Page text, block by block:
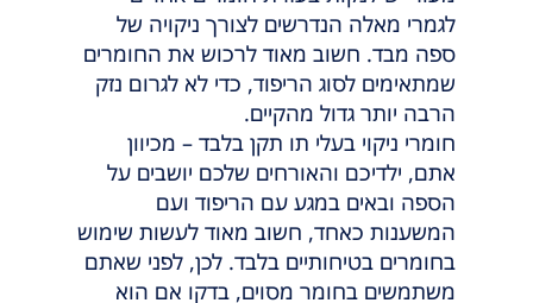
לגמרי מאלה הנדרשים לצורך ניקויה של
ספה מבד. חשוב מאוד לרכוש את החומרים
שמתאימים לסוג הריפוד, כדי לא לגרום נזק
הרבה יותר גדול מהקיים.
חומרי ניקוי בעלי תו תקן בלבד – מכיוון
אתם, ילדיכם והאורחים שלכם יושבים על
הספה ובאים במגע עם הריפוד ועם
המשענות כאחד, חשוב מאוד לעשות שימוש
בחומרים בטיחותיים בלבד. לכן, לפני שאתם
משתמשים בחומר מסוים, בדקו אם הוא